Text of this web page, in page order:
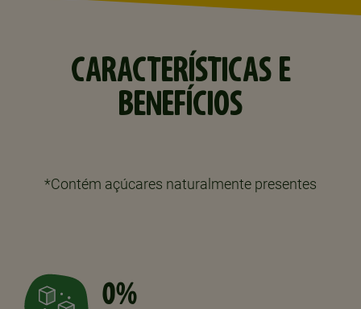
CARACTERÍSTICAS E
BENEFÍCIOS
*Contém açúcares naturalmente presentes
0%